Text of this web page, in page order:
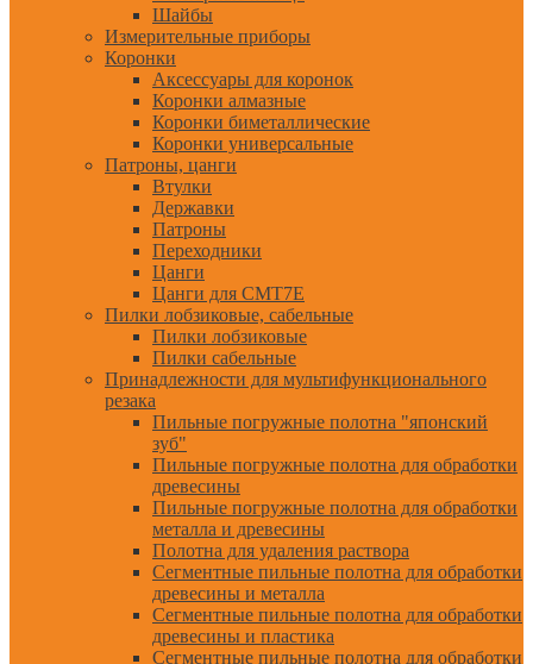
Шайбы
Измерительные приборы
Коронки
Аксессуары для коронок
Коронки алмазные
Коронки биметаллические
Коронки универсальные
Патроны, цанги
Втулки
Державки
Патроны
Переходники
Цанги
Цанги для CMT7E
Пилки лобзиковые, сабельные
Пилки лобзиковые
Пилки сабельные
Принадлежности для мультифункционального
резака
Пильные погружные полотна "японский
зуб"
Пильные погружные полотна для обработки
древесины
Пильные погружные полотна для обработки
металла и древесины
Полотна для удаления раствора
Сегментные пильные полотна для обработки
древесины и металла
Сегментные пильные полотна для обработки
древесины и пластика
Сегментные пильные полотна для обработки